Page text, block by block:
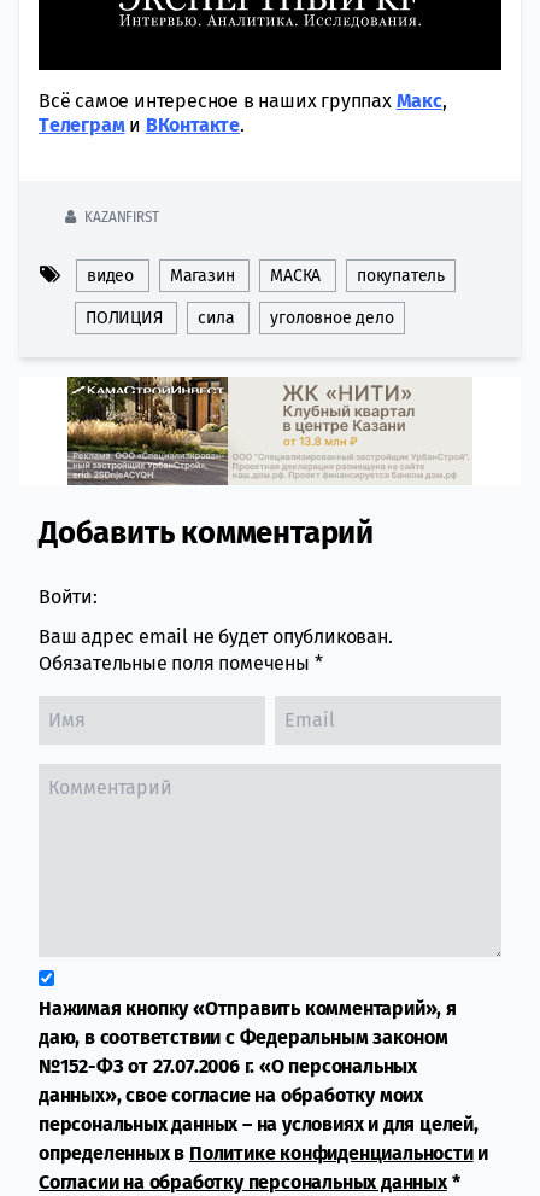
Всё самое интересное в наших группах Макс,
Tелеграми ВКонтакте.
KAZANFIRST
видео Магазин МАСКА покупатель
ПОЛИЦИЯ сила уголовное дело
Comment section
Добавить комментарий
Войти:
Ваш адрес email не будет опубликован.
Обязательные поля помечены *
Нажимая кнопку «Отправить комментарий», я
даю, в соответствии с Федеральным законом
№152-ФЗ от 27.07.2006 г. «О персональных
данных», свое согласие на обработку моих
персональных данных – на условиях и для целей,
определенных в Политике конфиденциальностии
Согласии на обработку персональных данных*